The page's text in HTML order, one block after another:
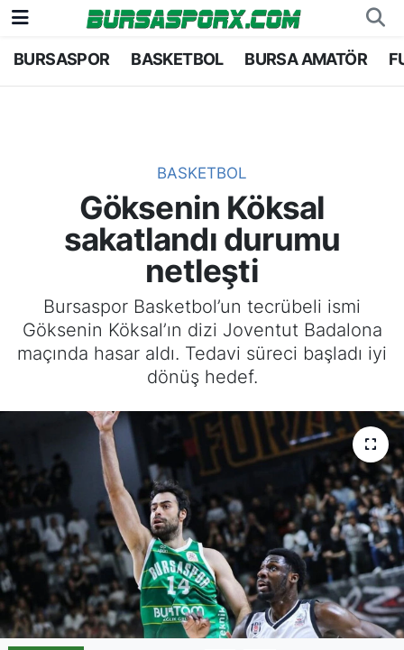
BURSASPOR BASKETBOL BURSA AMATÖR
BASKETBOL
Göksenin Köksal
sakatlandı durumu
netleşti
Bursaspor Basketbol’un tecrübeli ismi
Göksenin Köksal’ın dizi Joventut Badalona
maçında hasar aldı. Tedavi süreci başladı iyi
dönüş hedef.
Bursaspor
Bursa Amatör
Hentbol
Voleybol
Genel
Bursa Nöbetçi Eczaneler
Bursa Trafik Yoğunluk Haritası
TFF 1.Lig Puan Durumu ve Fikstür
Tüm Manşetler
Son Dakika Haberleri